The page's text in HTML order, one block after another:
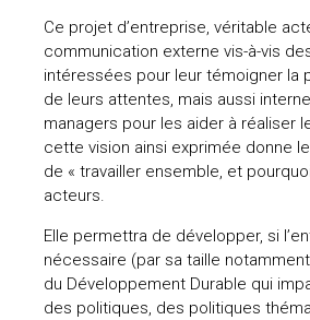
Ce projet d’entreprise, véritable
communication externe vis-à-vis
intéressées pour leur témoigner la
de leurs attentes, mais aussi
managers pour les aider à réaliser
cette vision ainsi exprimée donne
de « travailler ensemble, et
acteurs.
Elle permettra de développer, si
nécessaire (par sa taille
du Développement Durable qui
des politiques, des politiques